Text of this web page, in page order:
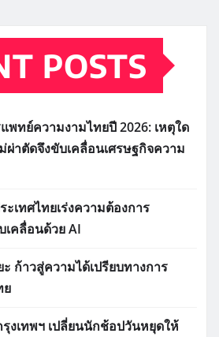
POSTS
พทย์ความงามไทยปี 2026: เหตุใด
ผ่าตัดจึงขับเคลื่อนเศรษฐกิจความ
เทศไทยเร่งความต้องการ
คลื่อนด้วย AI
ก้าวสู่ความได้เปรียบทางการ
ย
งเทพฯ เปลี่ยนนักช้อปวันหยุดให้